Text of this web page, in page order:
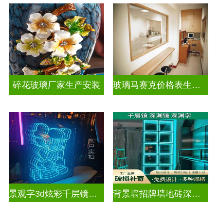
碎花玻璃厂家生产安装 玻璃马赛克价格表生产电话
景观字3d炫彩千层镜深渊镜 背景墙招牌墙地砖深渊镜千层镜